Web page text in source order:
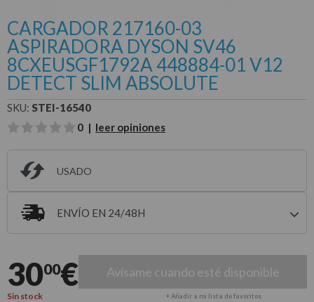
CARGADOR 217160-03
ASPIRADORA DYSON SV46
8CXEUSGF1792A 448884-01 V12
DETECT SLIM ABSOLUTE
SKU: STEI-16540
0 | leer opiniones
USADO
ENVÍO EN 24/48H
3000€ Avísame cuando esté disponible
Sin stock + Añadir a mi lista de favoritos